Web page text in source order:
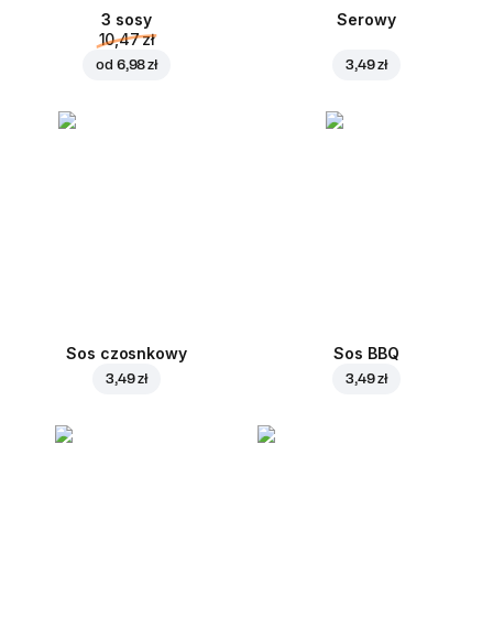
3 sosy
10,47 zł
od 6,98 zł
Serowy
3,49 zł
Sos czosnkowy
3,49 zł
Sos BBQ
3,49 zł